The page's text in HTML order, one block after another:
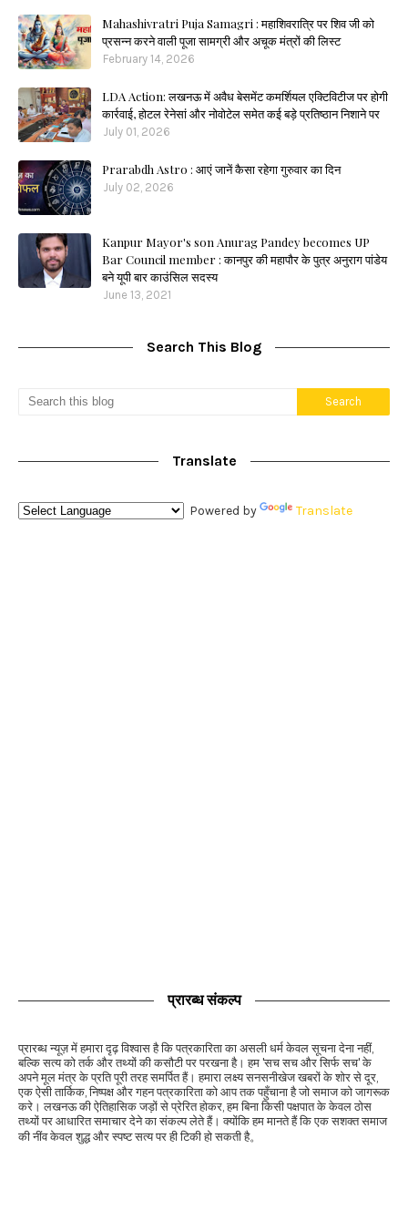
Mahashivratri Puja Samagri : महाशिवरात्रि पर शिव जी को
प्रसन्न करने वाली पूजा सामग्री और अचूक मंत्रों की लिस्ट
February 14, 2026
LDA Action: लखनऊ में अवैध बेसमेंट कमर्शियल एक्टिविटीज पर होगी
कार्रवाई, होटल रेनेसां और नोवोटेल समेत कई बड़े प्रतिष्ठान निशाने पर
July 01, 2026
Prarabdh Astro : आएं जानें कैसा रहेगा गुरुवार का दिन
July 02, 2026
Kanpur Mayor's son Anurag Pandey becomes UP
Bar Council member : कानपुर की महापौर के पुत्र अनुराग पांडेय
बने यूपी बार काउंसिल सदस्य
June 13, 2021
Search This Blog
Translate
Powered by Translate
प्रारब्ध संकल्प
प्रारब्ध न्यूज़ में हमारा दृढ़ विश्वास है कि पत्रकारिता का असली धर्म केवल सूचना देना नहीं,
बल्कि सत्य को तर्क और तथ्यों की कसौटी पर परखना है। हम 'सच सच और सिर्फ सच' के
अपने मूल मंत्र के प्रति पूरी तरह समर्पित हैं। हमारा लक्ष्य सनसनीखेज खबरों के शोर से दूर,
एक ऐसी तार्किक, निष्पक्ष और गहन पत्रकारिता को आप तक पहुँचाना है जो समाज को जागरूक
करे। लखनऊ की ऐतिहासिक जड़ों से प्रेरित होकर, हम बिना किसी पक्षपात के केवल ठोस
तथ्यों पर आधारित समाचार देने का संकल्प लेते हैं। क्योंकि हम मानते हैं कि एक सशक्त समाज
की नींव केवल शुद्ध और स्पष्ट सत्य पर ही टिकी हो सकती है。